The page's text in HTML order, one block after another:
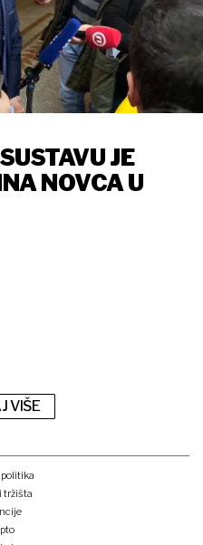
JE
NOVCA U
VIŠE
tržišta